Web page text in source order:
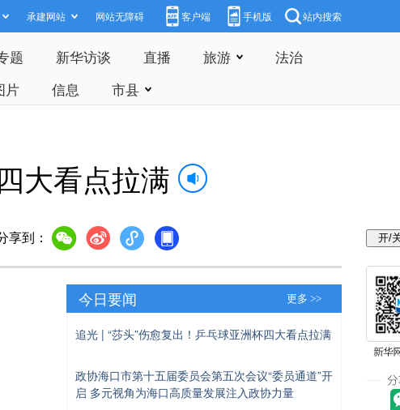
承建网站 网站无障碍 客户端 手机版 站内搜索
题 新华访谈 直播 旅游
法治
片 信息 市县
大看点拉满
享到：
今日要闻 更多 >>
追光 | “莎头”伤愈复出！乒乓球亚洲杯四大看点拉满
政协海口市第十五届委员会第五次会议“委员通道”开
启 多元视角为海口高质量发展注入政协力量